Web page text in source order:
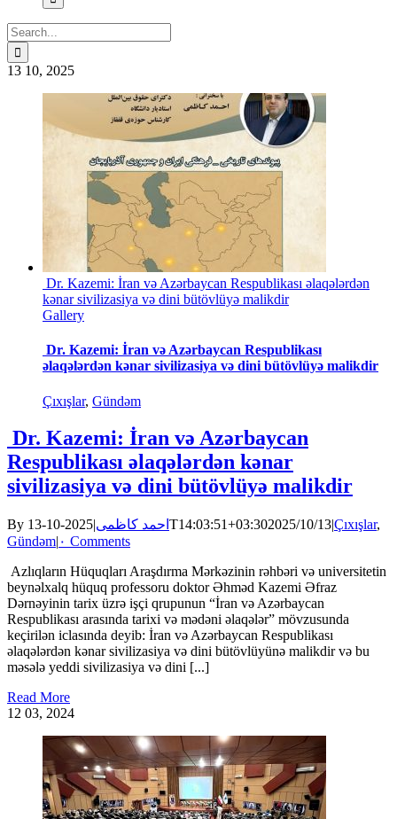
Search
for:
13 10, 2025
Dr. Kazemi: İran və Azərbaycan Respublikası əlaqələrdən
kənar sivilizasiya və dini bütövlüyə malikdir
Gallery
Dr. Kazemi: İran və Azərbaycan Respublikası
əlaqələrdən kənar sivilizasiya və dini bütövlüyə malikdir
Çıxışlar, Gündəm
Dr. Kazemi: İran və Azərbaycan
Respublikası əlaqələrdən kənar
sivilizasiya və dini bütövlüyə malikdir
By احمد کاظمی| 2025-10-13T14:03:51+03:302025/10/13|Çıxışlar,
Gündəm| ۰ Comments
Azlıqların Hüquqları Araşdırma Mərkəzinin rəhbəri və universitetin
beynəlxalq hüquq professoru doktor Əhməd Kazemi Əfraz
Dərnəyinin tarix üzrə işçi qrupunun “İran və Azərbaycan
Respublikası arasında tarixi və mədəni əlaqələr” mövzusunda
keçirilən iclasında deyib: İran və Azərbaycan Respublikası
əlaqələrdən kənar sivilizasiya və dini bütövlüyünə malikdir və bu
məsələ yeddi sivilizasiya və dini [...]
Read More
12 03, 2024